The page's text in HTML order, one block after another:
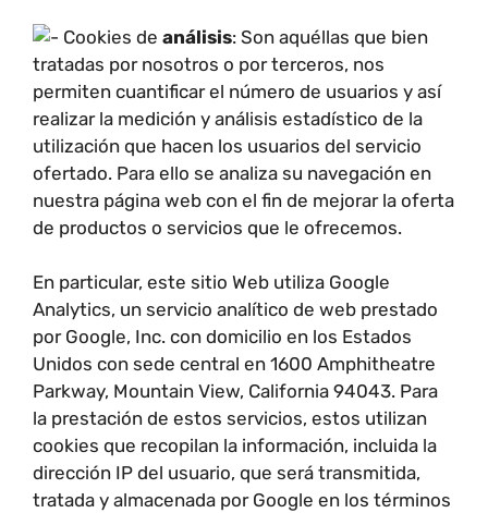
Cookies de análisis: Son aquéllas que bien
tratadas por nosotros o por terceros, nos
permiten cuantificar el número de usuarios y así
realizar la medición y análisis estadístico de la
utilización que hacen los usuarios del servicio
ofertado. Para ello se analiza su navegación en
nuestra página web con el fin de mejorar la oferta
de productos o servicios que le ofrecemos.
En particular, este sitio Web utiliza Google
Analytics, un servicio analítico de web prestado
por Google, Inc. con domicilio en los Estados
Unidos con sede central en 1600 Amphitheatre
Parkway, Mountain View, California 94043. Para
la prestación de estos servicios, estos utilizan
cookies que recopilan la información, incluida la
dirección IP del usuario, que será transmitida,
tratada y almacenada por Google en los términos